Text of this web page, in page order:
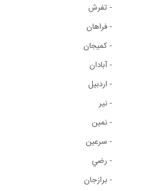
- تفرش
- فراهان
- کميجان
- آبادان
- اردبيل
- نير
- نمين
- سرعين
- رضي
- برازجان